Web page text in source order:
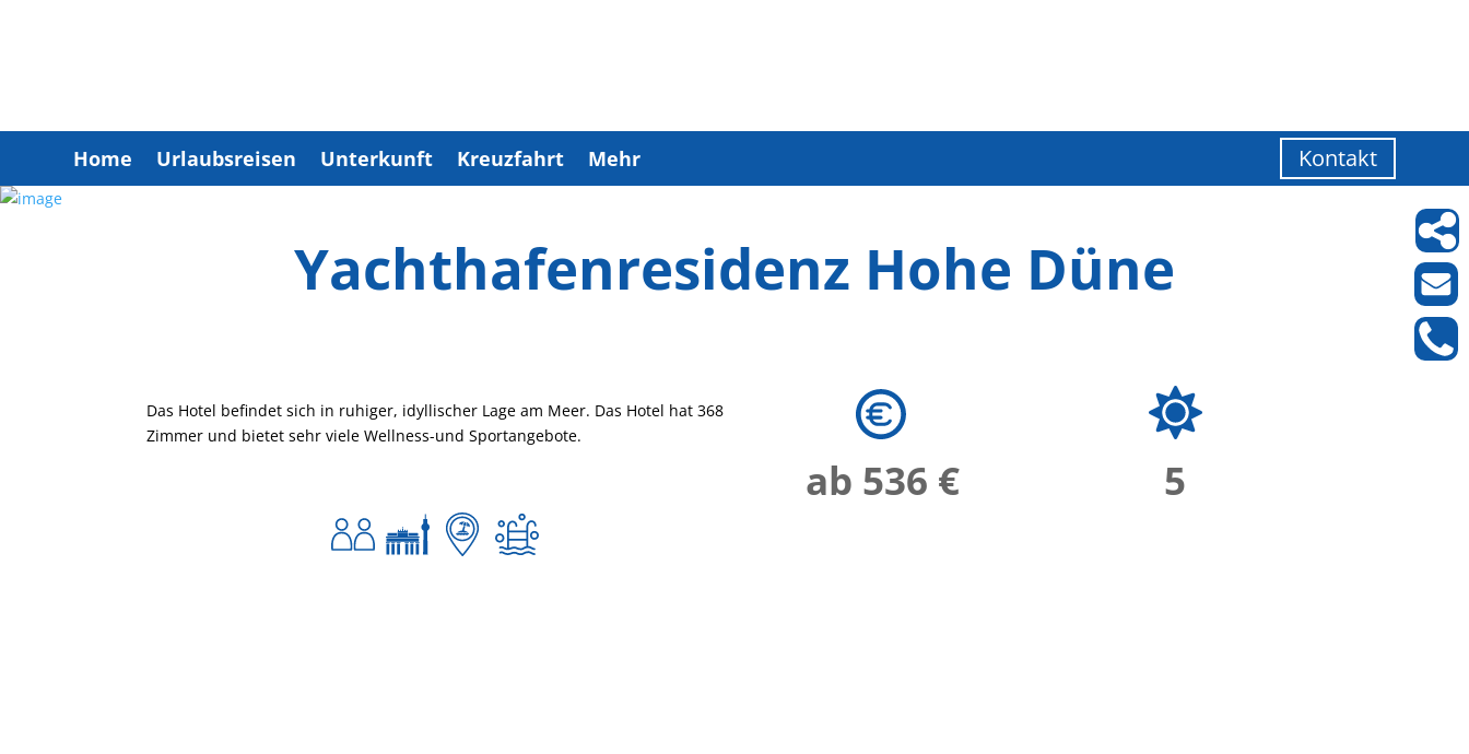
Home Urlaubsreisen Unterkunft Kreuzfahrt Mehr Kontakt
Yachthafenresidenz Hohe Düne
Das Hotel befindet sich in ruhiger, idyllischer Lage am Meer. Das Hotel hat 368
Zimmer und bietet sehr viele Wellness-und Sportangebote.
ab 536 € 5